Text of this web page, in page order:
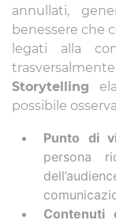
annullati,
benessere che
legati alla
Storytelling
possibile
Punto di
persona
Contenuti